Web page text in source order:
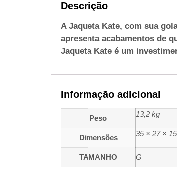
Descrição
A Jaqueta Kate, com sua
apresenta acabamentos de
Jaqueta Kate é um
Informação adicional
Peso 13,2 kg
Dimensões 35 × 27 ×
TAMANHO G